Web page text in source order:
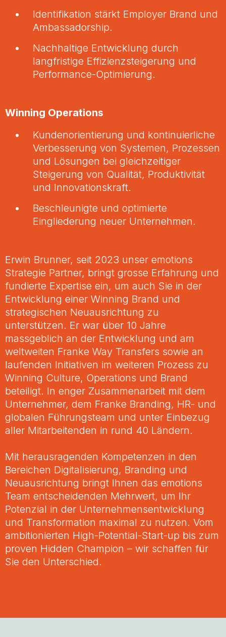
Identifikation stärkt Employer Brand und
Ambassadorship.
Nachhaltige Entwicklung durch
langfristige Effizienzsteigerung und
Performance-Optimierung.
Winning Operations
Kundenorientierung und kontinuierliche
Verbesserung von Systemen, Prozessen
und Lösungen bei gleichzeitiger
Steigerung von Qualität, Produktivität
und Innovationskraft.
Beschleunigte und optimierte
Eingliederung neuer Unternehmen.
Erwin Brunner, seit 2023 unser emotions
Strategie Partner, bringt grosse Erfahrung und
fundierte Expertise ein, um auch Sie in der
Entwicklung einer Winning Brand und
strategischen Neuausrichtung zu
unterstützen. Er war über 10 Jahre
massgeblich an der Entwicklung und am
weltweiten Franke Way Transfers sowie an
laufenden Initiativen im weiteren Prozess zu
Winning Culture, Operations und Brand
beteiligt. In enger Zusammenarbeit mit dem
Unternehmer, dem Franke Branding, HR- und
globalen Führungsteam und unter Einbezug
aller Mitarbeitenden in rund 40 Ländern.
Mit herausragenden Kompetenzen in den
Bereichen Digitalisierung, Branding und
Neuausrichtung bringt Ihnen das emotions
Team entscheidenden Mehrwert, um Ihr
Potenzial in der Unternehmensentwicklung
und Transformation maximal zu nutzen. Vom
ambitionierten High-Potential-Start-up bis zum
proven Hidden Champion – wir schaffen für
Sie den Unterschied.